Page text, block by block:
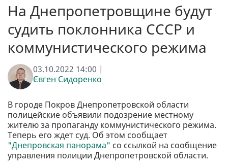
На Днепропетровщине будут
судить поклонника СССР и
коммунистического режима
03.10.2022 14:00 |
Євген Сидоренко
В городе Покров Днепропетровской области
полицейские объявили подозрение местному
жителю за пропаганду коммунистического режима.
Теперь его ждет суд. Об этом сообщает
"Днепровская панорама" со ссылкой на сообщение
управления полиции Днепропетровской области.